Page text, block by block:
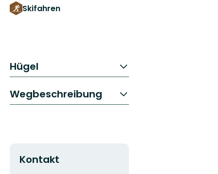
Skifahren
Hügel
Wegbeschreibung
Kontakt